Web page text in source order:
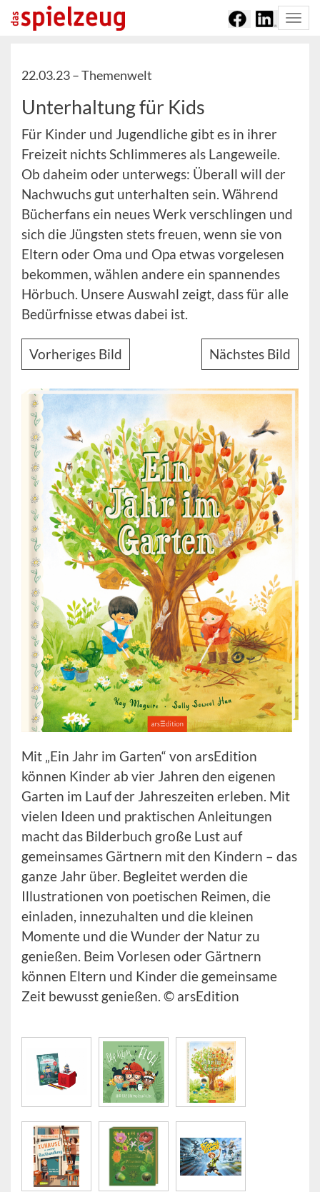
22.03.23 –Themenwelt
Unterhaltung für Kids
Für Kinder und Jugendliche gibt es in ihrer
Freizeit nichts Schlimmeres als Langeweile.
Ob daheim oder unterwegs: Überall will der
Nachwuchs gut unterhalten sein. Während
Bücherfans ein neues Werk verschlingen und
sich die Jüngsten stets freuen, wenn sie von
Eltern oder Oma und Opa etwas vorgelesen
bekommen, wählen andere ein spannendes
Hörbuch. Unsere Auswahl zeigt, dass für alle
Bedürfnisse etwas dabei ist.
Vorheriges Bild Nächstes Bild
Mit „Ein Jahr im Garten“ von arsEdition
können Kinder ab vier Jahren den eigenen
Garten im Lauf der Jahreszeiten erleben. Mit
vielen Ideen und praktischen Anleitungen
macht das Bilderbuch große Lust auf
gemeinsames Gärtnern mit den Kindern – das
ganze Jahr über. Begleitet werden die
Illustrationen von poetischen Reimen, die
einladen, innezuhalten und die kleinen
Momente und die Wunder der Natur zu
genießen. Beim Vorlesen oder Gärtnern
können Eltern und Kinder die gemeinsame
Zeit bewusst genießen. © arsEdition